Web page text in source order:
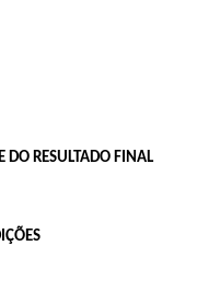
RESULTADO FINAL